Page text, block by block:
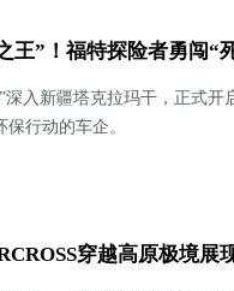
王”！福特探险者勇闯“
深入新疆塔克拉玛干，正式开
行动的车企。
穿越高原极境展